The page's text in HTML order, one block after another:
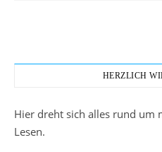
HERZLICH
Hier dreht sich alles rund um
Lesen.